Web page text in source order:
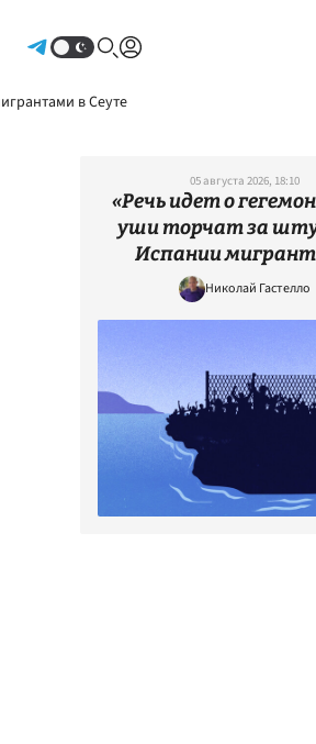
в Сеуте
05 августа 2026, 18:10
«Речь идет о
уши торчат за
Испании
Николай Гастелло